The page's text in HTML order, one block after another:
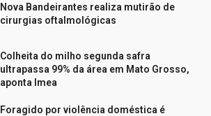
Nova Bandeirantes realiza mutirão de
cirurgias oftalmológicas
Colheita do milho segunda safra
ultrapassa 99% da área em Mato Grosso,
aponta Imea
Foragido por violência doméstica é